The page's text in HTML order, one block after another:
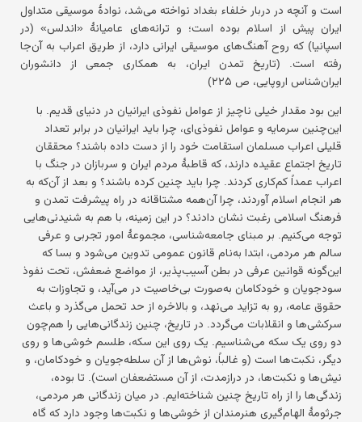
است و آنچه در دربار خلفاء بغداد نواخته می‌شد، نوادهٔ موسیقی متداول
ایران پیش از اسلام بوده است؛ و ترانه‌های عامیانهٔ «اندلس» (در
اسپانیا) که روح آهنگ‌های موسیقی ایرانی دارد، از طریق اعراب به آن‌جا
رفته است. (تاریخ تمدن ایران، به همکاری جمعی از دانشوران
ایران‌شناس اروپایی، ص ۲۲۵)
این بود مقدار خیلی ناچیز از عوامل نفوذی ایرانیان در دنیای قدیم. با
این‌چنین سرمایه و عوامل نفوذی‌ای، چرا باید ایرانیان در برابر تعداد
قلیلی اعراب مسلمان استقامت خود را از دست داده باشند؟ محققان
تاریخ اجتماع عقیده دارند، که قاطبهٔ مردم ایران و سربازان در جنگ با
اعراب عمداً کم‌کاری کردند. چرا باید چنین کرده باشند؟ و بعد از آن‌که به
هر انجام اسلام آوردند، چرا آن‌همه مشتاقانه در راه پیشرفت تمدن و
فرهنگ اسلامی رغبت نشان دادند؟ در این زمینه، با هم به شنیدنی‌هایی
توجه می‌کنیم. بر مبنای جامعه‌شناسی، مجموعهٔ امور تجربی و عرفی
سالم هر مردمی، ابتدا به‌نام قانون عمومی تدوین می‌شود و بسا که
این‌گونه قوانین عرفی در بطن آسیب‌پذیر، از مواضع ضعفش، تحت نفوذ
سودجویان و خودکامان به‌صورت بی‌خاصیت در می‌آید، و تجاوزات به
حقوق عامه، رو به تزاید می‌نهد، و بالاخره از حد تحمل می‌گذرد و باعث
سرکشی‌ها و انقلابات می‌گردد. در تاریخ، چنین زندگانی‌هایی را هم‌چون
دو روی یک سکه می‌شناسیم. یک روی این سکه، طلسم خوشی‌ها و روی
دیگر، نکبت‌ها است (و غالباً، نوش‌ها از آن سلطه‌جویان و خودکامان، و
نیش‌ها و نکبت‌ها، در درازمدت، از آن مستضعفان است). تا بوده،
زندگی‌ها را از راه تاریخ چنین شناخته‌ایم. در میان زندگانی هر مردمی،
جرثومهٔ الهام‌گیری هنرمندان از خوشی‌ها و نکبت‌ها وجود دارد که گاه